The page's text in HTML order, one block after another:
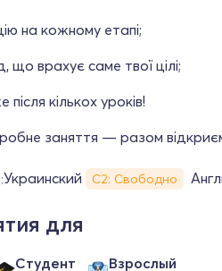
на кожному етапі;
що врахує саме твої цілі;
кількох уроків!
заняття — разом
Украинский С2: Свободно
для
Студент Взрослый